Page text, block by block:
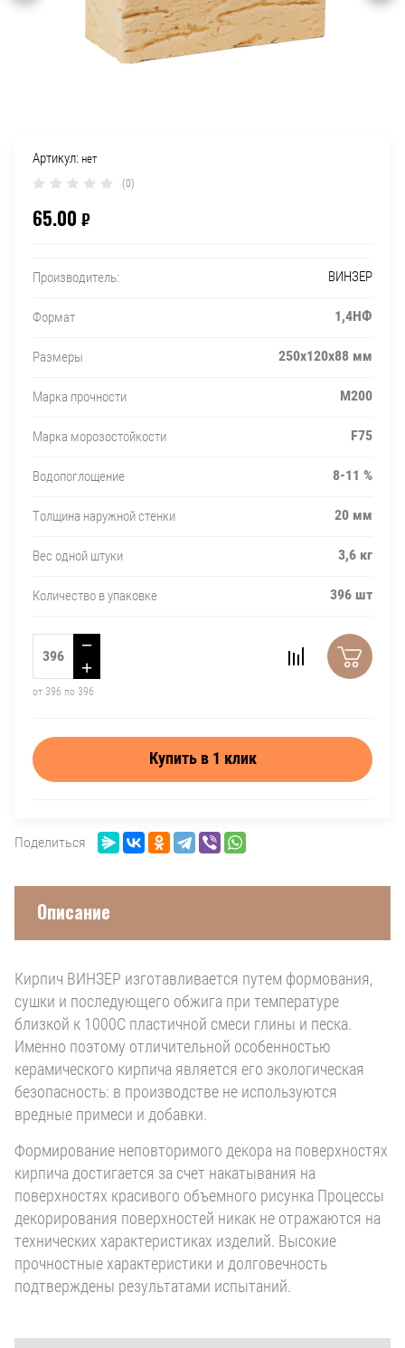
Артикул: нет
(0)
65.00 ₽
Производитель: ВИНЗЕР
Формат 1,4НФ
Размеры 250х120х88 мм
Марка прочности М200
Марка морозостойкости F75
Водопоглощение 8-11 %
Толщина наружной стенки 20 мм
Вес одной штуки 3,6 кг
Количество в упаковке 396 шт
−
+
от 396 по 396
Купить в 1 клик
Поделиться
Описание
Кирпич ВИНЗЕР изготавливается путем формования,
сушки и последующего обжига при температуре
близкой к 1000С пластичной смеси глины и песка.
Именно поэтому отличительной особенностью
керамического кирпича является его экологическая
безопасность: в производстве не используются
вредные примеси и добавки.
Формирование неповторимого декора на поверхностях
кирпича достигается за счет накатывания на
поверхностях красивого объемного рисунка Процессы
декорирования поверхностей никак не отражаются на
технических характеристиках изделий. Высокие
прочностные характеристики и долговечность
подтверждены результатами испытаний.